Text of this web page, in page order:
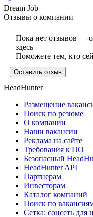
Dream Job
Отзывы о компании
Пока нет отзывов —
здесь
Поможете тем, кто
Оставить отзыв
HeadHunter
Размещение
Поиск по резюме
О компании
Наши вакансии
Реклама на сайте
Требования к ПО
Безопасный
HeadHunter API
Партнерам
Инвесторам
Каталог компаний
Поиск по
Сетка: соцсеть для